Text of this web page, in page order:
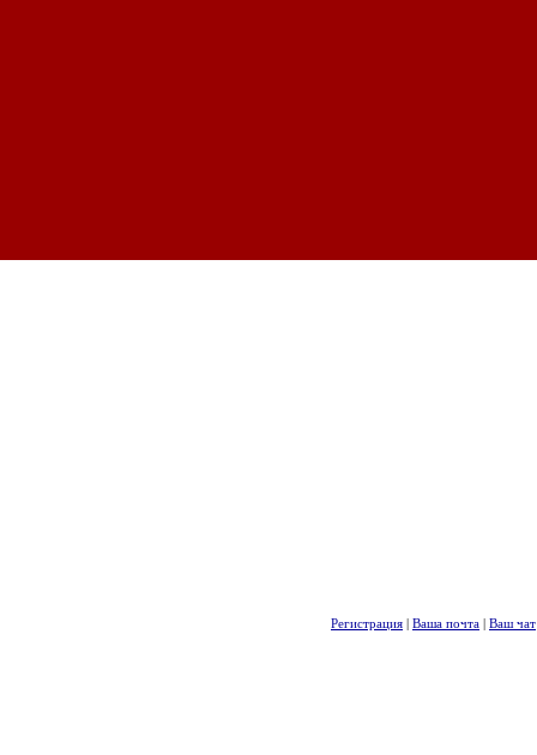
Регистрация | Ваша почта | Ваш чат